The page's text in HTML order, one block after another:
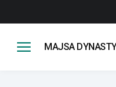
MAJSA